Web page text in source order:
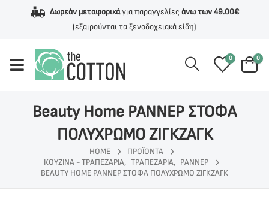
Δωρεάν μεταφορικάγια παραγγελίες άνω των 49.00€
(εξαιρούνται τα ξενοδοχειακά είδη)
0 0
Beauty Home ΡΑΝΝΕΡ ΣΤΟΦΑ
ΠΟΛΥΧΡΩΜΟ ΖΙΓΚΖΑΓΚ
HOME
ΠΡΟΪΌΝΤΑ
ΚΟΥΖΙΝΑ - ΤΡΑΠΕΖΑΡΙΑ, ΤΡΑΠΕΖΑΡΙΑ, ΡΑΝΝΕΡ
BEAUTY HOME ΡΑΝΝΕΡ ΣΤΟΦΑ ΠΟΛΥΧΡΩΜΟ ΖΙΓΚΖΑΓΚ